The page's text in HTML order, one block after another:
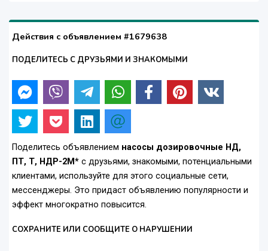
Действия с объявлением #1679638
ПОДЕЛИТЕСЬ С ДРУЗЬЯМИ И ЗНАКОМЫМИ
Поделитесь объявлением насосы дозировочные НД,
ПТ, Т, НДР-2М* с друзьями, знакомыми, потенциальными
клиентами, используйте для этого социальные сети,
мессенджеры. Это придаст объявлению популярности и
эффект многократно повысится.
СОХРАНИТЕ ИЛИ СООБЩИТЕ О НАРУШЕНИИ